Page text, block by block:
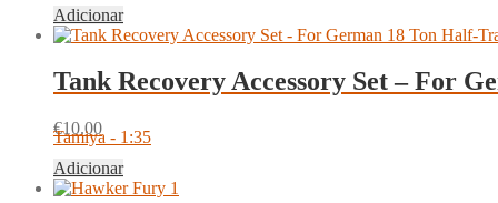
Adicionar
Tank Recovery Accessory Set – For
€10.00
Tamiya - 1:35
Adicionar